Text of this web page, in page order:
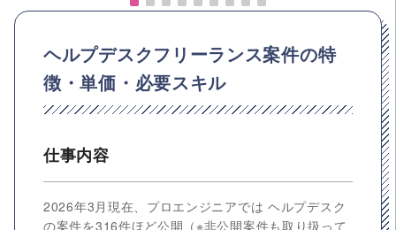
ヘルプデスクフリーランス案件の特
徴・単価・必要スキル
仕事内容
2026年3月現在、プロエンジニアでは ヘルプデスク
の案件を316件ほど公開（※非公開案件も取り扱って